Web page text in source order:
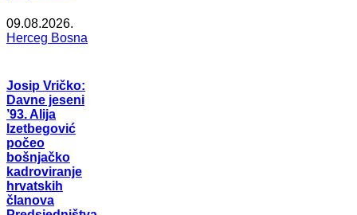
09.08.2026.
Herceg Bosna
Josip Vričko:
Davne jeseni
’93. Alija
Izetbegović
počeo
bošnjačko
kadroviranje
hrvatskih
članova